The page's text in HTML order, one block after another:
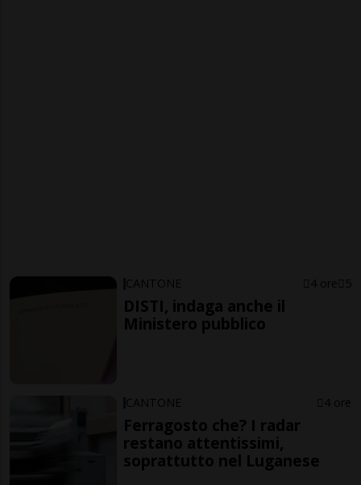
CANTONE 4 ore 5
DISTI, indaga anche il
Ministero pubblico
CANTONE 4 ore
Ferragosto che? I radar
restano attentissimi,
soprattutto nel Luganese